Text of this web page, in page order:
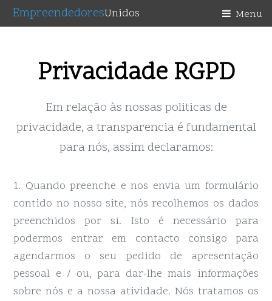
EmpreendedoresUnidos Menu
Privacidade RGPD
Em relação às nossas politicas de
privacidade, a transparencia é fundamental
para nós, assim declaramos:
1. Quando preenche e nos envia um formulário
contido no nosso site, nós recolhemos os dados
preenchidos por si. Isto é necessário para
podermos entrar em contacto consigo para
agendarmos o seu pedido de apresentação
pessoal e / ou, para dar-lhe mais informações
sobre nós e a nossa atividade. Nós tratamos os